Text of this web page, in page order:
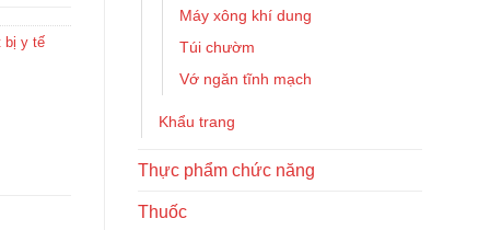
Máy xông khí dung
Túi chườm
Vớ ngăn tĩnh mạch
Khẩu trang
Thực phẩm chức năng
Thuốc
bị y tế